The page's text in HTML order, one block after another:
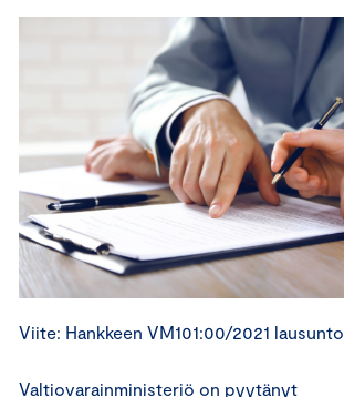
Viite: Hankkeen VM101:00/2021 lausunto
Valtiovarainministeriö on pyytänyt